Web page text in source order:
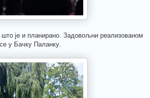
је и планирано. Задовољни реализованом
у Бачку Паланку.